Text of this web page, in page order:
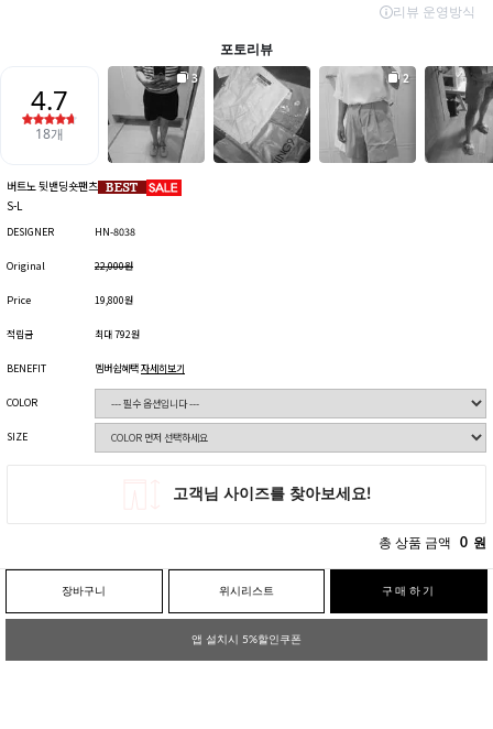
버트노 뒷밴딩숏팬츠
S-L
DESIGNER HN-8038
Original 22,000원
Price 19,800원
적립금 최대 792원
BENEFIT 멤버쉽혜택자세히보기
COLOR
SIZE
총 상품 금액 0 원
장바구니 위시리스트 구매하기
앱 설치시 5%할인쿠폰